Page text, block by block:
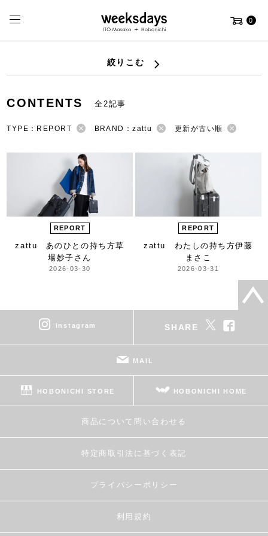
0
絞りこむ
CONTENTS 全2記事
TYPE：REPORT BRAND：zattu 更新が古い順
REPORT
zattu あのひとの持ち方草
場妙子さん
2026-03-30
REPORT
zattu わたしの持ち方伊藤
まさこ
2026-03-31
instagram SHARE
MAIL
HOBONICHI STORE HOBONICHI HOME
商品について問い合わせる
特定商取引法に基づく表記
プライバシーポリシー
利用規約